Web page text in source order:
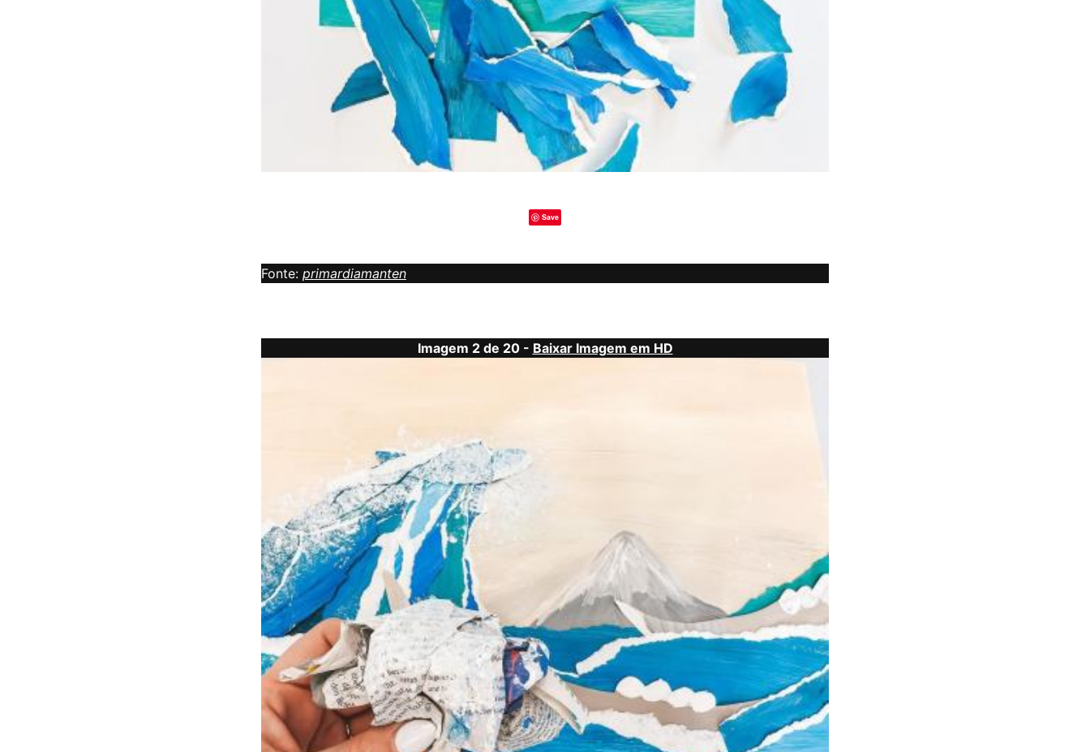
Save
Fonte: primardiamanten
Imagem 2 de 20 - Baixar Imagem em HD